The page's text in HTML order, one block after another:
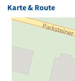
Karte & Route